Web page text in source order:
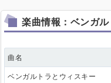
楽曲情報：ベンガ
曲名
ベンガルトラとウィスキー